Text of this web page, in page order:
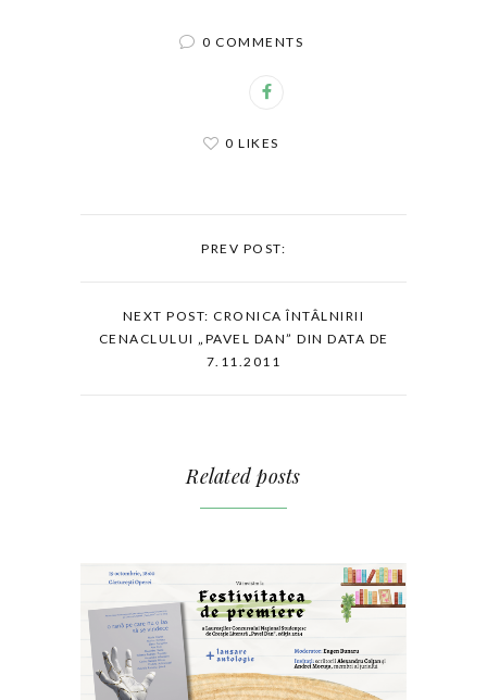
0 COMMENTS
0 LIKES
PREV POST:
NEXT POST: CRONICA ÎNTÂLNIRII
CENACLULUI „PAVEL DAN” DIN DATA DE
7.11.2011
Related posts